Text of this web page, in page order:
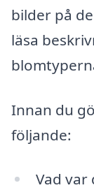
bilder på
läsa
Innan du
följande:
Vad